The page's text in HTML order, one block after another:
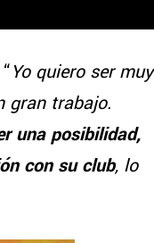
Yo quiero ser muy
gran trabajo.
una posibilidad,
con su club, lo